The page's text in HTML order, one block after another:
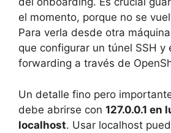
el momento, porque no se
Para verla desde otra
que configurar un túnel SSH y
forwarding a través de
Un detalle fino pero
debe abrirse con 127.0.0.1 en
localhost. Usar localhost